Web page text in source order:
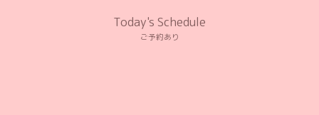
Today's Schedule
ご予約あり